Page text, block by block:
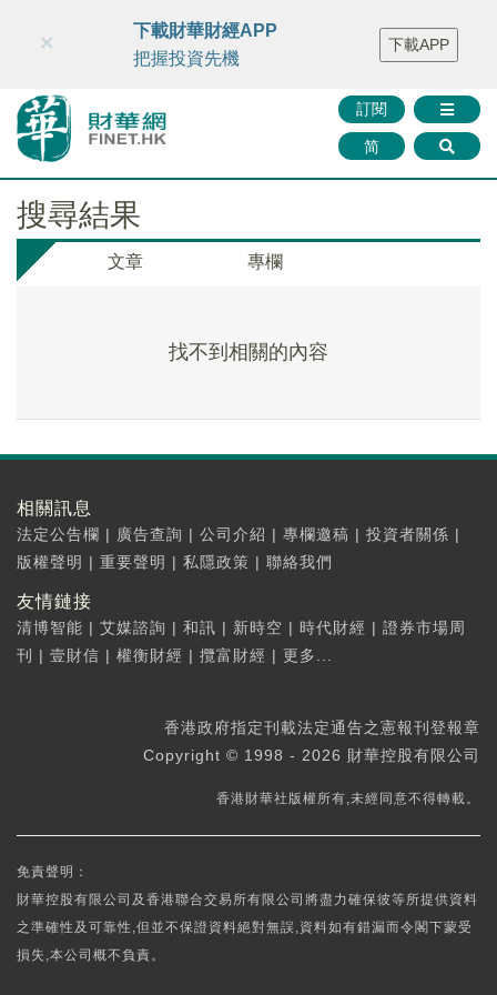
財華智庫網 FINTV FINMETA 財華證券 媒體矩陣
智庫沙龍
聯絡我們
訂閱
简
×
下載財華財經APP
把握投資先機
下載APP
搜尋結果
文章 專欄
找不到相關的內容
相關訊息
法定公告欄 | 廣告查詢 | 公司介紹 | 專欄邀稿 | 投資者關係 |
版權聲明 | 重要聲明 | 私隱政策 | 聯絡我們
友情鏈接
清博智能 | 艾媒諮詢 | 和訊 | 新時空 | 時代財經 | 證券市場周
刊
| 壹財信 | 權衡財經 | 攬富財經 | 更多...
香港政府指定刊載法定通告之憲報刊登報章
Copyright © 1998 - 2026 財華控股有限公司
香港財華社版權所有,未經同意不得轉載。
免責聲明：
財華控股有限公司及香港聯合交易所有限公司將盡力確保彼等所提供資料
之準確性及可靠性,但並不保證資料絕對無誤,資料如有錯漏而令閣下蒙受
損失,本公司概不負責。